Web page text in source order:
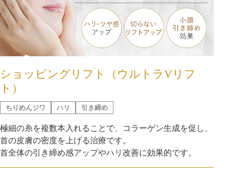
ショッピングリフト（ウルトラVリフ
ト）
ちりめんジワ ハリ 引き締め
極細の糸を複数本入れることで、コラーゲン生成を促し、
首の皮膚の密度を上げる治療です。
首全体の引き締め感アップやハリ改善に効果的です。